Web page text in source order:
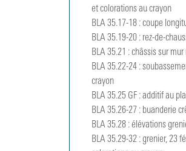
et colorations au crayon
BLA 35.17-18 : coupe
BLA 35.19-20 : rez-de-
BLA 35.21 : châssis sur
BLA 35.22-24 :
crayon
BLA 35.25 GF : additif au
BLA 35.26-27 : buanderie
BLA 35.28 : élévations
BLA 35.29-32 : grenier, 23